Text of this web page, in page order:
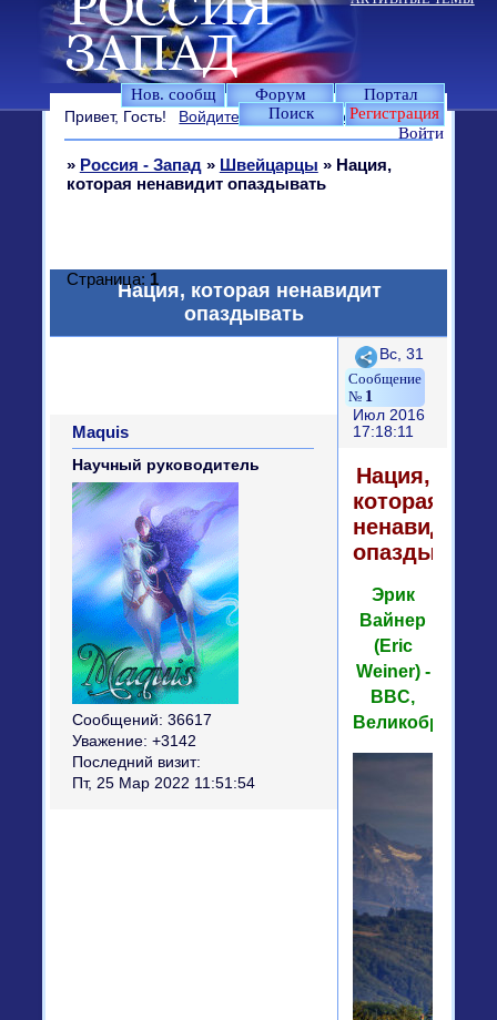
Нов. сообщ Форум
Портал
Поиск
Регистрация
Войти
Привет, Гость! Войдите илизарегистрируйтесь.
» Россия - Запад » Швейцарцы » Нация,
которая ненавидит опаздывать
Нация, которая ненавидит
опаздывать
Страница: 1
Поделиться
1
Вс, 31
Июл 2016
17:18:11
Maquis
Научный руководитель
Сообщений: 36617
Уважение: +3142
Последний визит:
Пт, 25 Мар 2022 11:51:54
Нация,
которая
ненавидит
опаздывать
Эрик
Вайнер
(Eric
Weiner) -
BBC,